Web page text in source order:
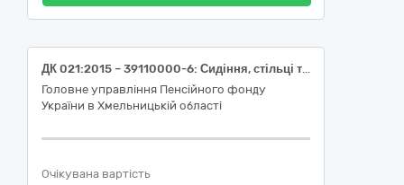
ДК 021:2015 – 39110000-6: Сидіння, стільці та супутні вироби і частини до них (Дивани офісні)
Головне управління Пенсійного фонду
України в Хмельницькій області
Очікувана вартість